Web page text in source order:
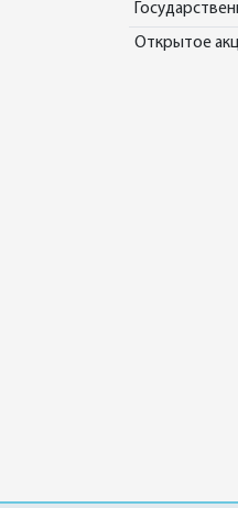
Открытое